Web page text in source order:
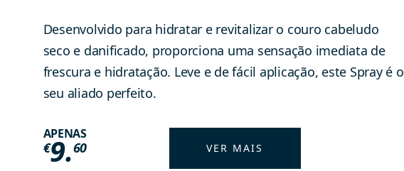
Desenvolvido para hidratar e revitalizar o couro cabeludo
seco e danificado, proporciona uma sensação imediata de
frescura e hidratação. Leve e de fácil aplicação, este Spray é o
seu aliado perfeito.
APENAS
€9.60 VER MAIS